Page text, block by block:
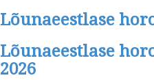
Lõunaeestlase
Lõunaeestlase
2026